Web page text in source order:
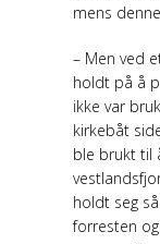
mens
– Men ved
holdt på å
ikke var
kirkebåt
ble brukt til
holdt seg
forresten